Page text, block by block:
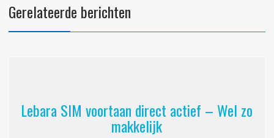
Gerelateerde berichten
Lebara SIM voortaan direct actief – Wel zo
makkelijk